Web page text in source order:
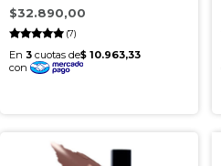
(7)
$32.890,00